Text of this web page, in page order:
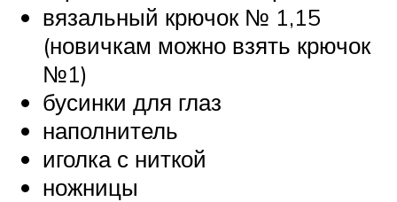
вязальный крючок № 1,15
(новичкам можно взять крючок
№1)
бусинки для глаз
наполнитель
иголка с ниткой
ножницы